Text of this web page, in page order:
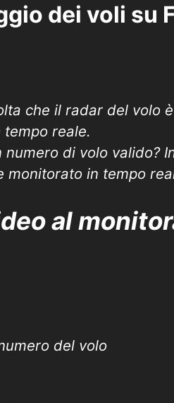
dei voli su
che il radar del volo
reale.
numero di volo valido?
monitorato in tempo
al
del volo